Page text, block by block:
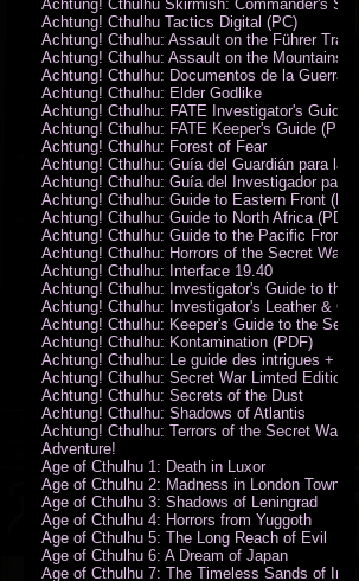
Achtung! Cthulhu Skirmish: Commander's Set
Achtung! Cthulhu Tactics Digital (PC)
Achtung! Cthulhu: Assault on the Führer Train
Achtung! Cthulhu: Assault on the Mountains of
Achtung! Cthulhu: Documentos de la Guerra
Achtung! Cthulhu: Elder Godlike
Achtung! Cthulhu: FATE Investigator's Guide
Achtung! Cthulhu: FATE Keeper's Guide (PDF)
Achtung! Cthulhu: Forest of Fear
Achtung! Cthulhu: Guía del Guardián para la
Achtung! Cthulhu: Guía del Investigador para
Achtung! Cthulhu: Guide to Eastern Front
Achtung! Cthulhu: Guide to North Africa (PDF)
Achtung! Cthulhu: Guide to the Pacific Front
Achtung! Cthulhu: Horrors of the Secret War
Achtung! Cthulhu: Interface 19.40
Achtung! Cthulhu: Investigator's Guide to the
Achtung! Cthulhu: Investigator's Leather &
Achtung! Cthulhu: Keeper's Guide to the
Achtung! Cthulhu: Kontamination (PDF)
Achtung! Cthulhu: Le guide des intrigues +
Achtung! Cthulhu: Secret War Limted Edition
Achtung! Cthulhu: Secrets of the Dust
Achtung! Cthulhu: Shadows of Atlantis
Achtung! Cthulhu: Terrors of the Secret War
Adventure!
Age of Cthulhu 1: Death in Luxor
Age of Cthulhu 2: Madness in London Town
Age of Cthulhu 3: Shadows of Leningrad
Age of Cthulhu 4: Horrors from Yuggoth
Age of Cthulhu 5: The Long Reach of Evil
Age of Cthulhu 6: A Dream of Japan
Age of Cthulhu 7: The Timeless Sands of India